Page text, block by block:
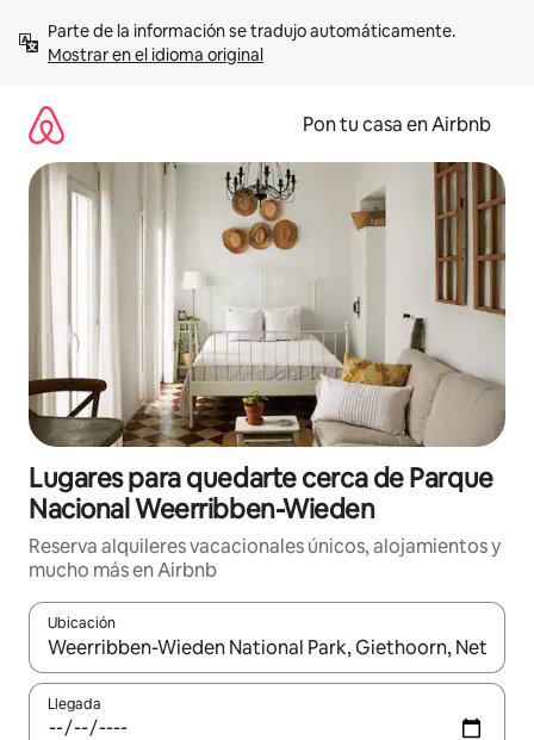
contenidoMostrar en el idioma original
Pon tu casa en Airbnb
Lugares para quedarte cerca de Parque
Nacional Weerribben-Wieden
Reserva alquileres vacacionales únicos, alojamientos y
mucho más en Airbnb
Ubicación
Cuando los resultados estén disponibles, navega con las
Llegada